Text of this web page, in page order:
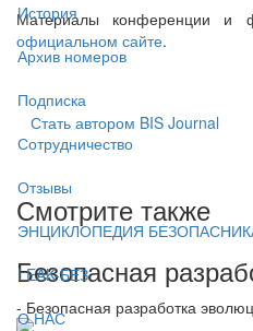
История
Архив номеров
Подписка
Сотрудничество
Отзывы
ЭНЦИКЛОПЕДИЯ
LEAK-БЕЗ
О НАС
Материалы конференции и
официальном сайте.
Стать автором BIS Journal
Смотрите также
Безопасная
- Безопасная разработка